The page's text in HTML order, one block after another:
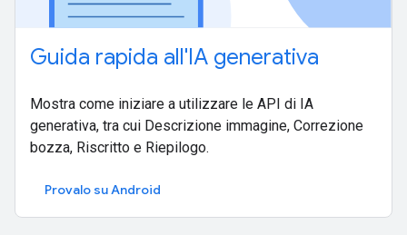
Guida rapida all'IA generativa
Mostra come iniziare a utilizzare le API di IA
generativa, tra cui Descrizione immagine, Correzione
bozza, Riscritto e Riepilogo.
Provalo su Android